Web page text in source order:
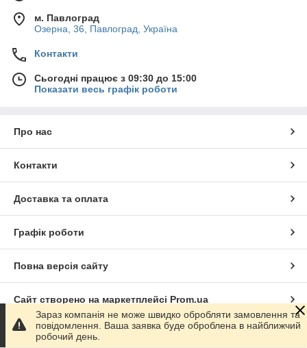
м. Павлоград
Озерна, 36, Павлоград, Україна
Контакти
Сьогодні працює з 09:30 до 15:00
Показати весь графік роботи
Про нас
Контакти
Доставка та оплата
Графік роботи
Повна версія сайту
Сайт створено на маркетплейсі Prom.ua
Політика конфіденційності
Зараз компанія не може швидко обробляти замовлення та
повідомлення. Ваша заявка буде оброблена в найближчий
робочий день.